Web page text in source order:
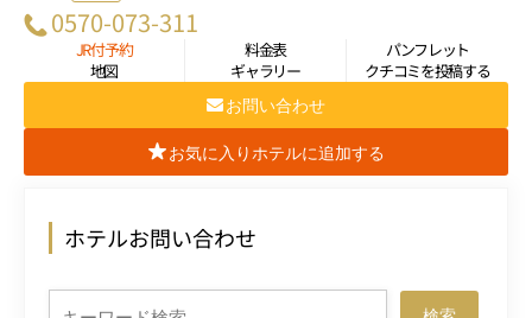
0570-073-311
JR付予約 料金表
パンフレット
地図
ギャラリー クチコミを投稿する
お問い合わせ
お気に入りホテルに追加する
ホテルお問い合わせ